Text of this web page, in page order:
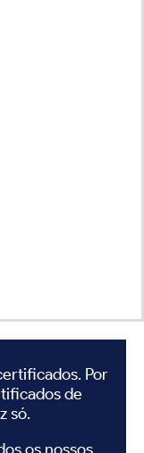
Por
de
só.
os nossos